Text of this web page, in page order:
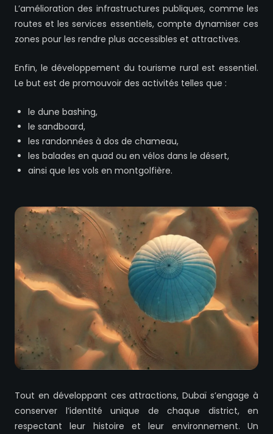
L’amélioration des infrastructures publiques, comme les
routes et les services essentiels, compte dynamiser ces
zones pour les rendre plus accessibles et attractives.
Enfin, le développement du tourisme rural est essentiel.
Le but est de promouvoir des activités telles que :
le dune bashing,
le sandboard,
les randonnées à dos de chameau,
les balades en quad ou en vélos dans le désert,
ainsi que les vols en montgolfière.
Tout en développant ces attractions, Dubaï s’engage à
conserver l’identité unique de chaque district, en
respectant leur histoire et leur environnement. Un